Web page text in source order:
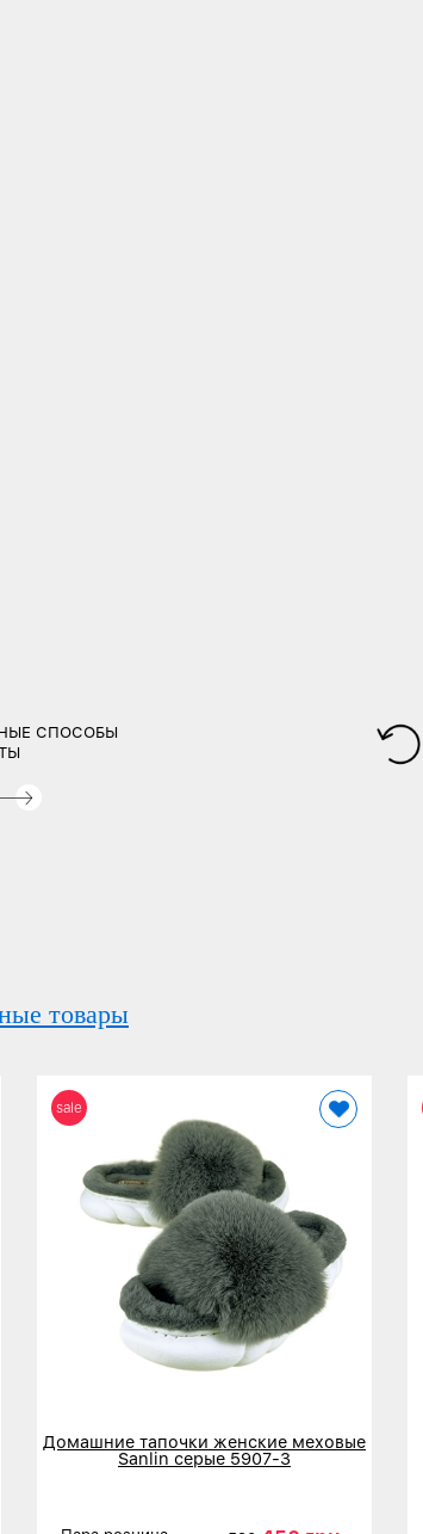
СПОСОБЫ
товары
Домашние тапочки женские меховые
Sanlin серые 5907-3
sale